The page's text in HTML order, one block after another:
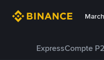
ExpressCompte